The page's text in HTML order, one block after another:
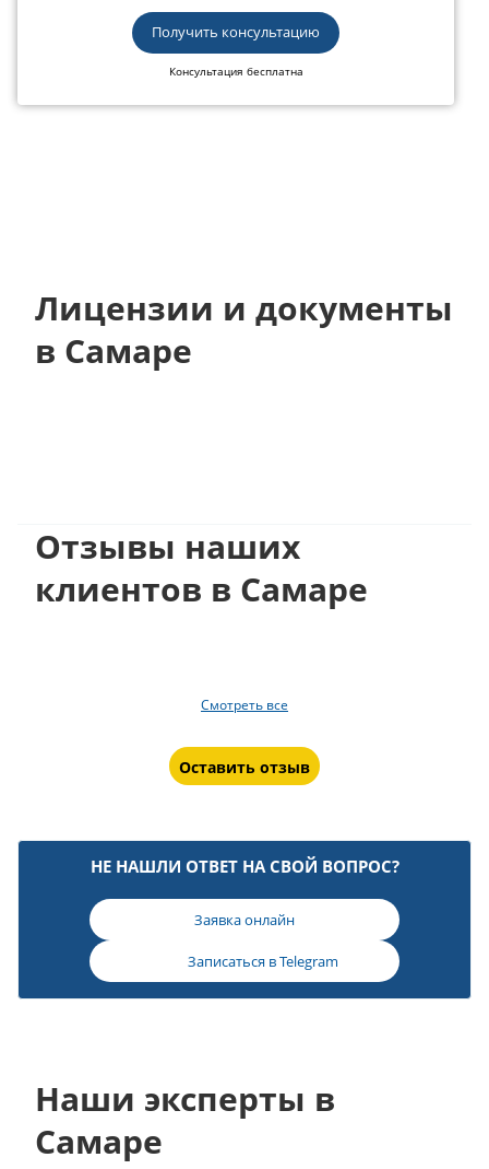
Получить консультацию
Консультация бесплатна
Лицензии и документы
в Самаре
Отзывы наших
клиентов в Самаре
Смотреть все
Оставить отзыв
НЕ НАШЛИ ОТВЕТ НА СВОЙ ВОПРОС?
Заявка онлайн
Записаться вTelegram
Наши эксперты в
Самаре